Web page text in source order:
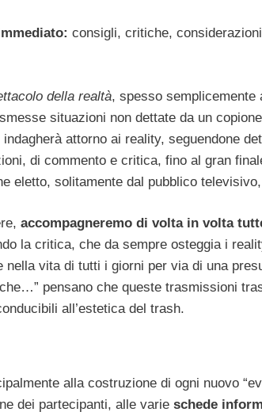
consigli, critiche,
della realtà, spesso semplicemente
situazioni non dettate da un
attorno ai reality, seguendone
di commento e critica, fino al gran
eletto, solitamente dal pubblico
accompagneremo di volta in volta
la critica, che da sempre osteggia i
nella vita di tutti i giorni per via di una
pensano che queste trasmissioni
all’estetica del trash.
alla costruzione di ogni nuovo
dei partecipanti, alle varie schede